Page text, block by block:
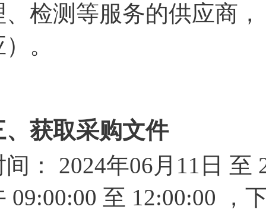
、检测等服务的供应商
。
、获取采购文件
：
2024年06月11日 至
09:00:00 至 12:00:00
，